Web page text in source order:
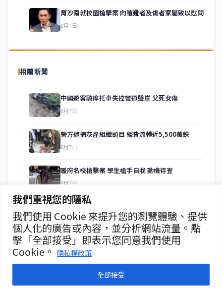
我們重視您的隱私
我們使用 Cookie 來提升您的瀏覽體驗、提供
個人化的廣告或內容，並分析網站流量。點
擊「全部接受」即表示您同意我們使用
Cookie。
隱私權政策
全部接受
育沙南就校園槍擊案 向罹難者及傷者家屬致以慰問
8月7日
相關新聞
中國遊客騎摩托車失控彎道墜崖 父死女傷
8月7日
警方逮捕灰產組織頭目 經費流轉近5,500萬銖
8月7日
暖府名校槍擊案 學生槍手自戕 動機待查
8月7日
暖武里名校發生槍擊案 2死15傷
8月7日
曼谷第二座街頭美食中心動工
8月7日
關於我們
泰國中文新聞（TCN）是一家總部設於曼谷的中文新聞媒體，致力於
供即時、客觀、多元的中文新聞內容。
房地產
聯絡資訊
歡迎來信洽詢合作事宜
或提供新聞線索
service@thaichinesenews.com